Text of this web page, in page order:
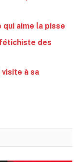
qui aime la pisse
des
visite à sa